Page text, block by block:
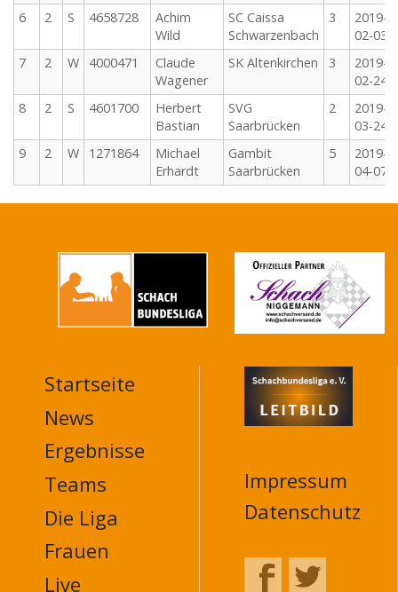
6
2 S 4658728
Achim
Wild
SC Caissa
Schwarzenbach
3
2019-
02-03
7
2 W 4000471
Claude
Wagener
SK Altenkirchen 3
2019-
02-24
8
2 S 4601700
Herbert
Bastian
SVG
Saarbrücken
2
2019-
03-24
9
2 W 1271864
Michael
Erhardt
Gambit
Saarbrücken
5
2019-
04-07
MAIN
NAVIGATION
FOOTER
Startseite
News
Ergebnisse
Teams
Die Liga
Frauen
Live
Impressum
Datenschutz